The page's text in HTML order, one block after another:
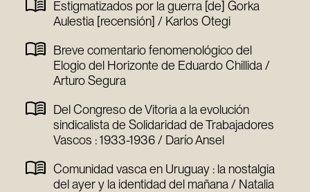
Estigmatizados por la guerra [de] Gorka
Aulestia [recensión] / Karlos Otegi
Breve comentario fenomenológico del
Elogio del Horizonte de Eduardo Chillida /
Arturo Segura
Del Congreso de Vitoria a la evolución
sindicalista de Solidaridad de Trabajadores
Vascos : 1933-1936 / Darío Ansel
Comunidad vasca en Uruguay : la nostalgia
del ayer y la identidad del mañana / Natalia